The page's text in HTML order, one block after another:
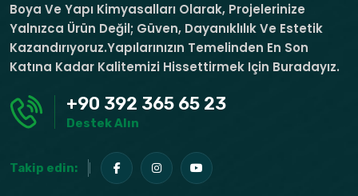
Boya Ve Yapı Kimyasalları Olarak, Projelerinize
Yalnızca Ürün Değil; Güven, Dayanıklılık Ve Estetik
Kazandırıyoruz.Yapılarınızın Temelinden En Son
Katına Kadar Kalitemizi Hissettirmek Için Buradayız.
+90 392 365 65 23
Destek Alın
Takip edin: